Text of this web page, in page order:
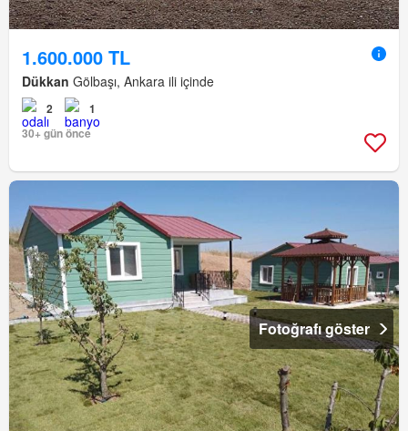
1.600.000 TL
Dükkan Gölbaşı, Ankara ili içinde
2
1
30+ gün önce
Fotoğrafı göster